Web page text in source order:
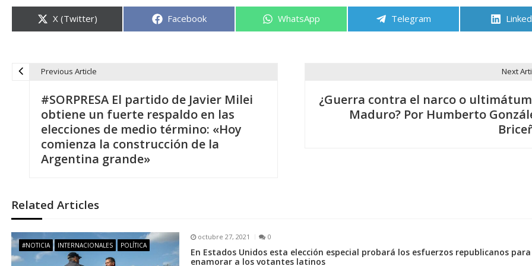
Compartir
en
X (Twitter) Compartir
Facebook Compartir
WhatsApp Compartir
Telegram
g
a
Previous Article
#SORPRESA El partido de Javier Milei
obtiene un fuerte respaldo en las
elecciones de medio término: «Hoy
comienza la construcción de la
Argentina grande»
Next
¿Guerra contra el narco o
Maduro? Por Humberto
Related Articles
#NOTICIA INTERNACIONALES POLÍTICA
octubre 27, 2021 0
En Estados Unidos esta elección especial probará los esfuerzos republicanos para
enamorar a los votantes latinos